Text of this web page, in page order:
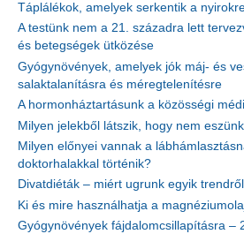
Táplálékok, amelyek serkentik a
A testünk nem a 21. századra lett
és betegségek ütközése
Gyógynövények, amelyek jók máj- és
salaktalanításra és méregtelenítésre
A hormonháztartásunk a közösségi
Milyen jelekből látszik, hogy nem
Milyen előnyei vannak a
doktorhalakkal történik?
Divatdiéták – miért ugrunk egyik
Ki és mire használhatja a
Gyógynövények fájdalomcsillapításra –